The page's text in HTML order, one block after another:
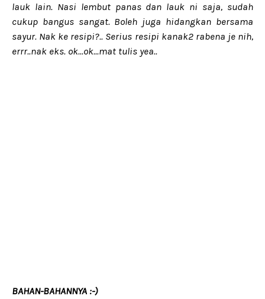
lauk lain. Nasi lembut panas dan lauk ni saja, sudah
cukup bangus sangat. Boleh juga hidangkan bersama
sayur. Nak ke resipi?.. Serius resipi kanak2 rabena je nih,
errr..nak eks. ok...ok...mat tulis yea..
BAHAN-BAHANNYA :-)